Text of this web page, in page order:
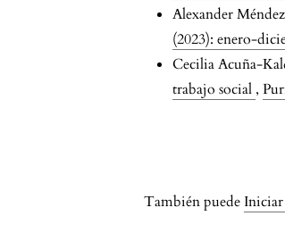
Alexander
(2023): enero-
Cecilia Acuña-
trabajo social ,
También puede Iniciar